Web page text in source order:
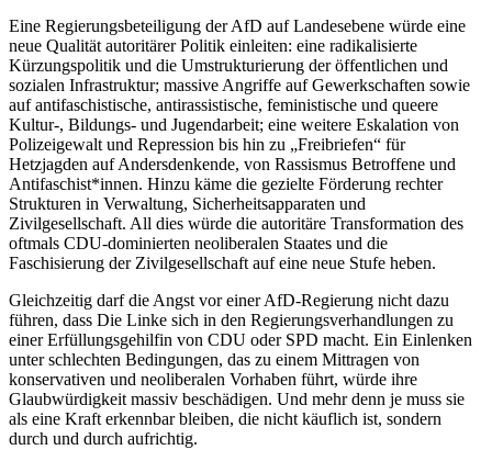
Eine Regierungsbeteiligung der AfD auf Landesebene würde eine
neue Qualität autoritärer Politik einleiten: eine radikalisierte
Kürzungspolitik und die Umstrukturierung der öffentlichen und
sozialen Infrastruktur; massive Angriffe auf Gewerkschaften sowie
auf antifaschistische, antirassistische, feministische und queere
Kultur-, Bildungs- und Jugendarbeit; eine weitere Eskalation von
Polizeigewalt und Repression bis hin zu „Freibriefen“ für
Hetzjagden auf Andersdenkende, von Rassismus Betroffene und
Antifaschist*innen. Hinzu käme die gezielte Förderung rechter
Strukturen in Verwaltung, Sicherheitsapparaten und
Zivilgesellschaft. All dies würde die autoritäre Transformation des
oftmals CDU-dominierten neoliberalen Staates und die
Faschisierung der Zivilgesellschaft auf eine neue Stufe heben.
Gleichzeitig darf die Angst vor einer AfD-Regierung nicht dazu
führen, dass Die Linke sich in den Regierungsverhandlungen zu
einer Erfüllungsgehilfin von CDU oder SPD macht. Ein Einlenken
unter schlechten Bedingungen, das zu einem Mittragen von
konservativen und neoliberalen Vorhaben führt, würde ihre
Glaubwürdigkeit massiv beschädigen. Und mehr denn je muss sie
als eine Kraft erkennbar bleiben, die nicht käuflich ist, sondern
durch und durch aufrichtig.